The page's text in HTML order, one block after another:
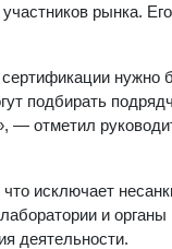
рынка.
подбирать
— отметил
исключает
и
деятельности.